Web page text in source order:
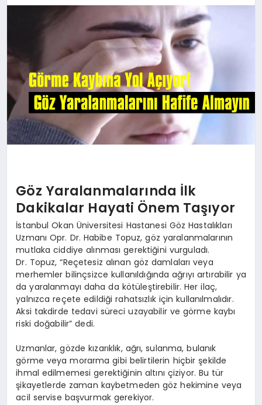
Göz Yaralanmalarında İlk
Dakikalar Hayati Önem Taşıyor
İstanbul Okan Üniversitesi Hastanesi Göz Hastalıkları
Uzmanı Opr. Dr. Habibe Topuz, göz yaralanmalarının
mutlaka ciddiye alınması gerektiğini vurguladı.
Dr. Topuz, “Reçetesiz alınan göz damlaları veya
merhemler bilinçsizce kullanıldığında ağrıyı artırabilir ya
da yaralanmayı daha da kötüleştirebilir. Her ilaç,
yalnızca reçete edildiği rahatsızlık için kullanılmalıdır.
Aksi takdirde tedavi süreci uzayabilir ve görme kaybı
riski doğabilir” dedi.
Uzmanlar, gözde kızarıklık, ağrı, sulanma, bulanık
görme veya morarma gibi belirtilerin hiçbir şekilde
ihmal edilmemesi gerektiğinin altını çiziyor. Bu tür
şikayetlerde zaman kaybetmeden göz hekimine veya
acil servise başvurmak gerekiyor.